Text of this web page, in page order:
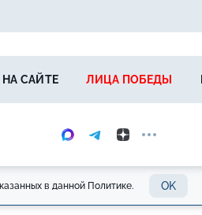
НА САЙТЕ ЛИЦА ПОБЕДЫ
в данной Политике. OK